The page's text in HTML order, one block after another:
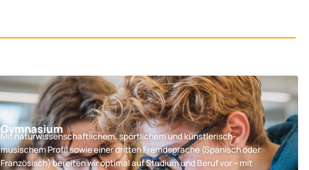
Gymnasium
Mit naturwissenschaftlichem, sportlichem und künstlerisch-
musischem Profil sowie einer dritten Fremdsprache (Spanisch oder
Französisch) bereiten wir optimal auf Studium und Beruf vor – mit